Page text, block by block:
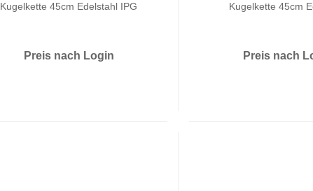
Kugelkette 45cm Edelstahl IPG
Preis nach Login
Kugelkette 45cm
Preis nach